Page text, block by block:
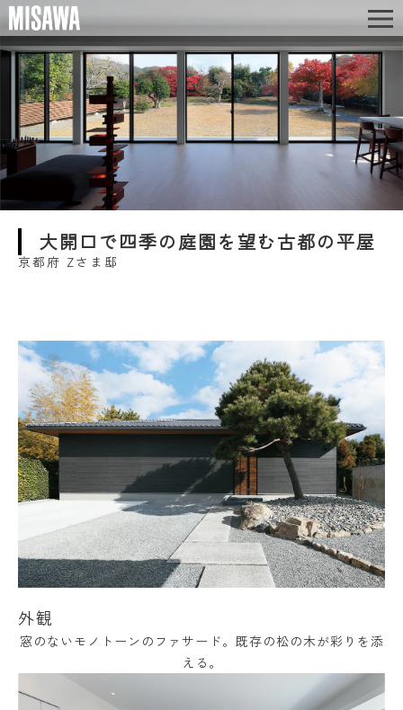
大開口で四季の庭園を望む古都の平屋
京都府 Zさま邸
外観
窓のないモノトーンのファサード。既存の松の木が彩りを添
える。